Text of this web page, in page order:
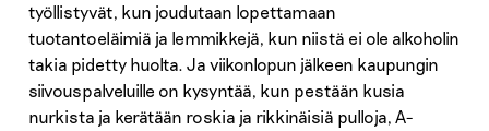
työllistyvät, kun joudutaan lopettamaan
tuotantoeläimiä ja lemmikkejä, kun niistä ei ole alkoholin
takia pidetty huolta. Ja viikonlopun jälkeen kaupungin
siivouspalveluille on kysyntää, kun pestään kusia
nurkista ja kerätään roskia ja rikkinäisiä pulloja, A-